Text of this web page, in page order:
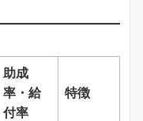
助成
率・給
付率
特徴